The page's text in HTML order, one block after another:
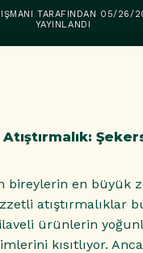
TARAFINDAN 05/26/
YAYINLANDI
bireylerin en büyük
atıştırmalıklar
ürünlerin
kısıtlıyor.